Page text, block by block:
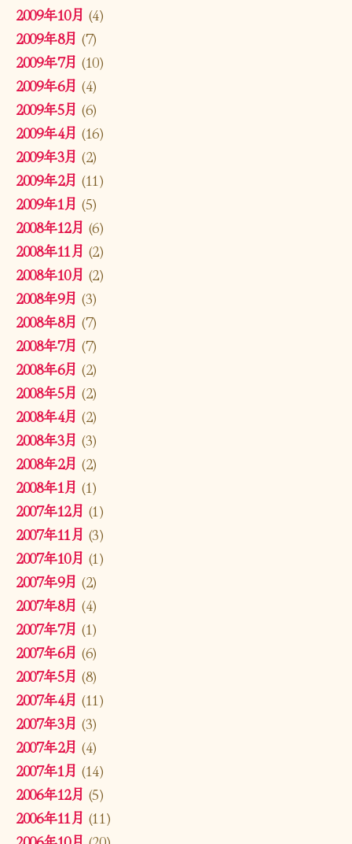
2009年10月 (4)
2009年8月 (7)
2009年7月 (10)
2009年6月 (4)
2009年5月 (6)
2009年4月 (16)
2009年3月 (2)
2009年2月 (11)
2009年1月 (5)
2008年12月 (6)
2008年11月 (2)
2008年10月 (2)
2008年9月 (3)
2008年8月 (7)
2008年7月 (7)
2008年6月 (2)
2008年5月 (2)
2008年4月 (2)
2008年3月 (3)
2008年2月 (2)
2008年1月 (1)
2007年12月 (1)
2007年11月 (3)
2007年10月 (1)
2007年9月 (2)
2007年8月 (4)
2007年7月 (1)
2007年6月 (6)
2007年5月 (8)
2007年4月 (11)
2007年3月 (3)
2007年2月 (4)
2007年1月 (14)
2006年12月 (5)
2006年11月 (11)